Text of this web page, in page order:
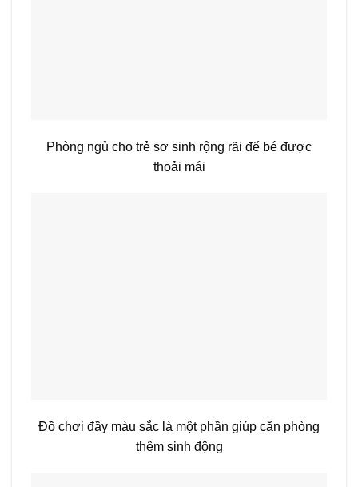
Phòng ngủ cho trẻ sơ sinh rộng rãi để bé được
thoải mái
Đồ chơi đầy màu sắc là một phần giúp căn phòng
thêm sinh động